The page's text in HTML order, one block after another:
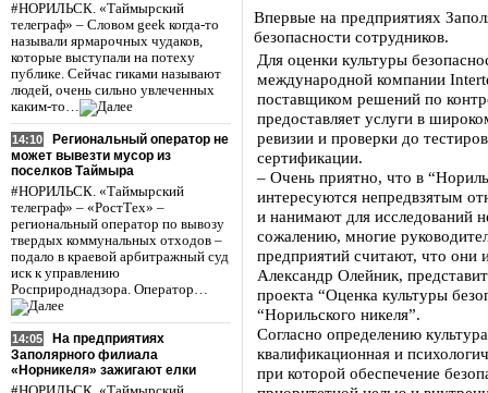
#НОРИЛЬСК. «Таймырский
телеграф» – Словом geek когда-то
называли ярмарочных чудаков,
которые выступали на потеху
публике. Сейчас гиками называют
людей, очень сильно увлеченных
каким-то…
14:10
Региональный оператор не
может вывезти мусор из
поселков Таймыра
#НОРИЛЬСК. «Таймырский
телеграф» – «РостТех» –
региональный оператор по вывозу
твердых коммунальных отходов –
подало в краевой арбитражный суд
иск к управлению
Росприроднадзора. Оператор…
14:05
На предприятиях
Заполярного филиала
«Норникеля» зажигают елки
Впервые на предприятиях
безопасности сотрудников.
Для оценки культуры
международной компании
поставщиком решений по
предоставляет услуги в
ревизии и проверки до
сертификации.
– Очень приятно, что в
интересуются непредвзятым
и нанимают для исследований
сожалению, многие
предприятий считают, что они
Александр Олейник,
проекта “Оценка культуры
“Норильского никеля”.
Согласно определению
квалификационная и
при которой обеспечение